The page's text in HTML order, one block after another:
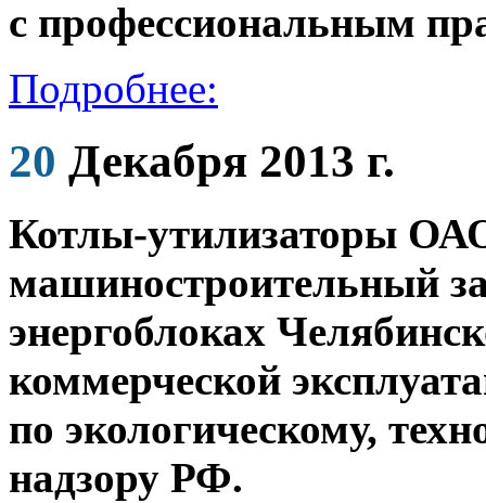
с профессиональным
Подробнее:
20 Декабря 2013 г.
Котлы-утилизаторы
машиностроительный
энергоблоках
коммерческой
по экологическому,
надзору РФ.